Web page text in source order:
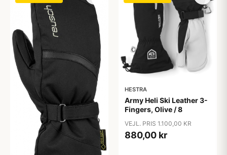
HESTRA
Army Heli Ski Leather 3-
Fingers, Olive / 8
VEJL. PRIS 1.100,00 KR
880,00 kr